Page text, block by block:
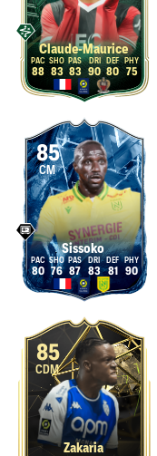
Claude-Maurice
88 83 83 90 80 75
85
CM
Sissoko
80 76 87 83 81 90
85
CDM
Zakaria